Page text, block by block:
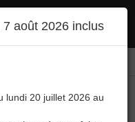
Accepter
août 2026 inclus
lundi 20 juillet 2026 au